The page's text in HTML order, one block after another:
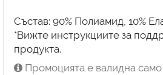
Състав: 90% Полиамид, 10%
*Вижте инструкциите за
продукта.
Промоцията е валидна само